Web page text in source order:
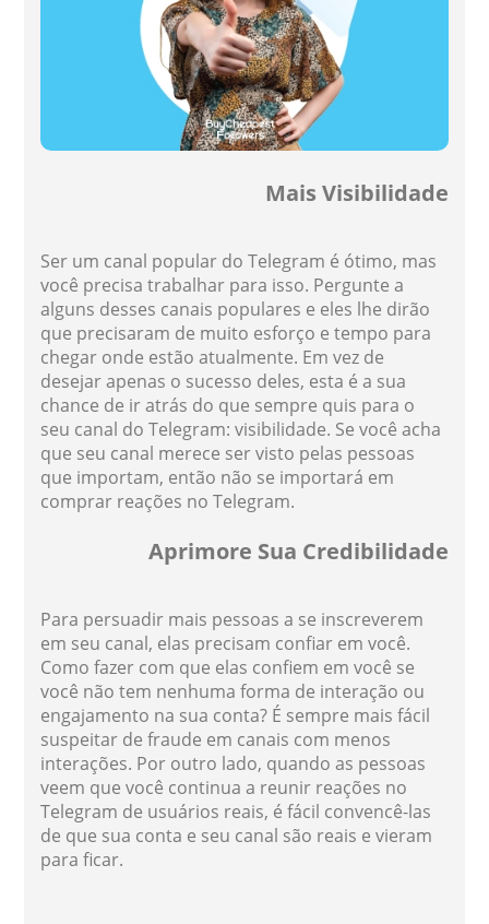
Mais Visibilidade
Ser um canal popular do Telegram é ótimo, mas
você precisa trabalhar para isso. Pergunte a
alguns desses canais populares e eles lhe dirão
que precisaram de muito esforço e tempo para
chegar onde estão atualmente. Em vez de
desejar apenas o sucesso deles, esta é a sua
chance de ir atrás do que sempre quis para o
seu canal do Telegram: visibilidade. Se você acha
que seu canal merece ser visto pelas pessoas
que importam, então não se importará em
comprar reações no Telegram.
Aprimore Sua Credibilidade
Para persuadir mais pessoas a se inscreverem
em seu canal, elas precisam confiar em você.
Como fazer com que elas confiem em você se
você não tem nenhuma forma de interação ou
engajamento na sua conta? É sempre mais fácil
suspeitar de fraude em canais com menos
interações. Por outro lado, quando as pessoas
veem que você continua a reunir reações no
Telegram de usuários reais, é fácil convencê-las
de que sua conta e seu canal são reais e vieram
para ficar.